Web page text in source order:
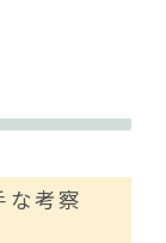
な考察